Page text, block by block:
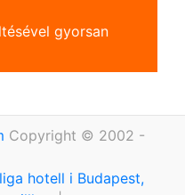
gyorsan
Copyright © 2002 -
hotell i Budapest,